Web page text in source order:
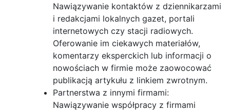
Nawiązywanie kontaktów z dziennikarzami
i redakcjami lokalnych gazet, portali
internetowych czy stacji radiowych.
Oferowanie im ciekawych materiałów,
komentarzy eksperckich lub informacji o
nowościach w firmie może zaowocować
publikacją artykułu z linkiem zwrotnym.
Partnerstwa z innymi firmami:
Nawiązywanie współpracy z firmami